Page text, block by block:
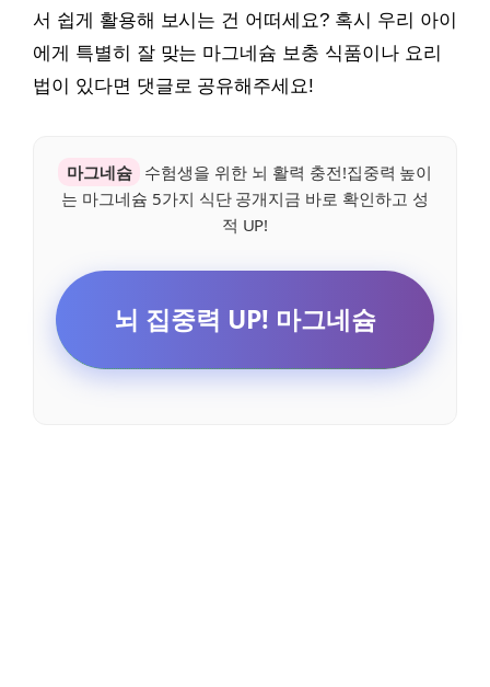
서 쉽게 활용해 보시는 건 어떠세요? 혹시 우리 아이
에게 특별히 잘 맞는 마그네슘 보충 식품이나 요리
법이 있다면 댓글로 공유해주세요!
마그네슘
수험생을 위한 뇌 활력 충전!집중력 높이
는 마그네슘 5가지 식단 공개지금 바로 확인하고 성
적 UP!
뇌 집중력 UP! 마그네슘